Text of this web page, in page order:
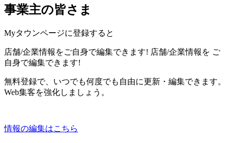
事業主の皆さま
Myタウンページに登録すると
店舗/企業情報をご自身で編集できます! 店舗/企業情報を ご
自身で編集できます!
無料登録で、いつでも何度でも自由に更新・編集できます。
Web集客を強化しましょう。
情報の編集はこちら